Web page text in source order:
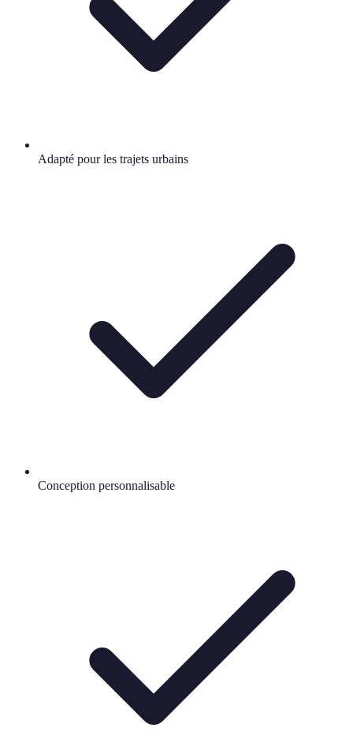
Adapté pour les trajets urbains
Conception personnalisable